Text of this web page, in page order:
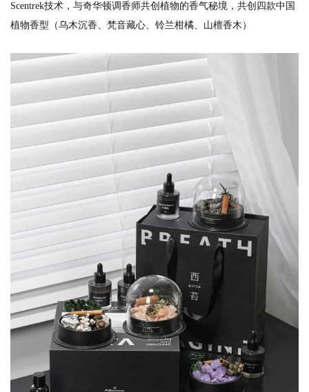
Scentrek技术，与奇华顿调香师共创植物的香气秘境，共创四款中国
植物香型（乌木沉香、梵音藏心、铃兰柑橘、山檀香木）